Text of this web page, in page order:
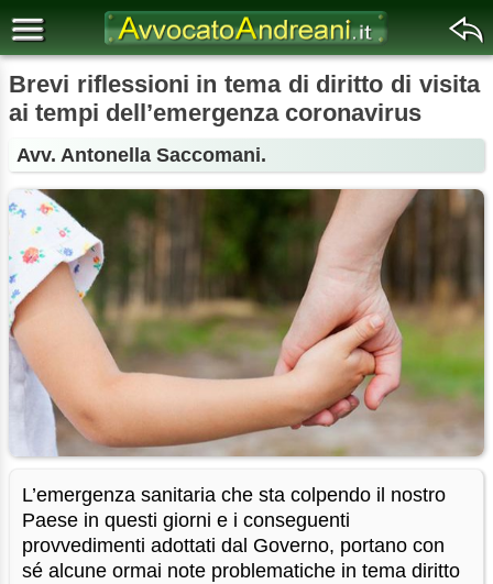
Brevi riflessioni in tema di diritto di visita
ai tempi dell’emergenza coronavirus
Avv. Antonella Saccomani.
L’emergenza sanitaria che sta colpendo il nostro
Paese in questi giorni e i conseguenti
provvedimenti adottati dal Governo, portano con
sé alcune ormai note problematiche in tema diritto